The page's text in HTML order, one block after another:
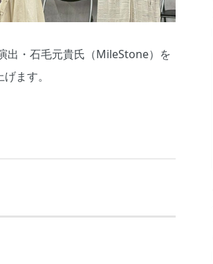
出・石毛元貴氏（MileStone）を
ます。